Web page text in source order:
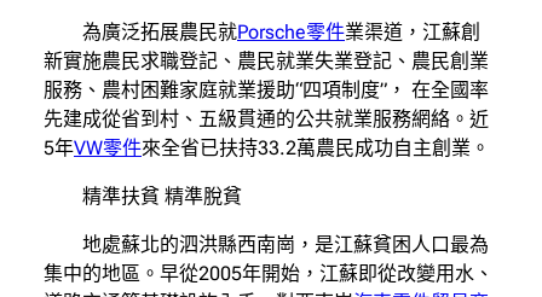
為廣泛拓展農民就Porsche零件業渠道，江蘇創
新實施農民求職登記、農民就業失業登記、農民創業
服務、農村困難家庭就業援助“四項制度”， 在全國率
先建成從省到村、五級貫通的公共就業服務網絡。近
5年VW零件來全省已扶持33.2萬農民成功自主創業。
精準扶貧 精準脫貧
地處蘇北的泗洪縣西南崗，是江蘇貧困人口最為
集中的地區。早從2005年開始，江蘇即從改變用水、